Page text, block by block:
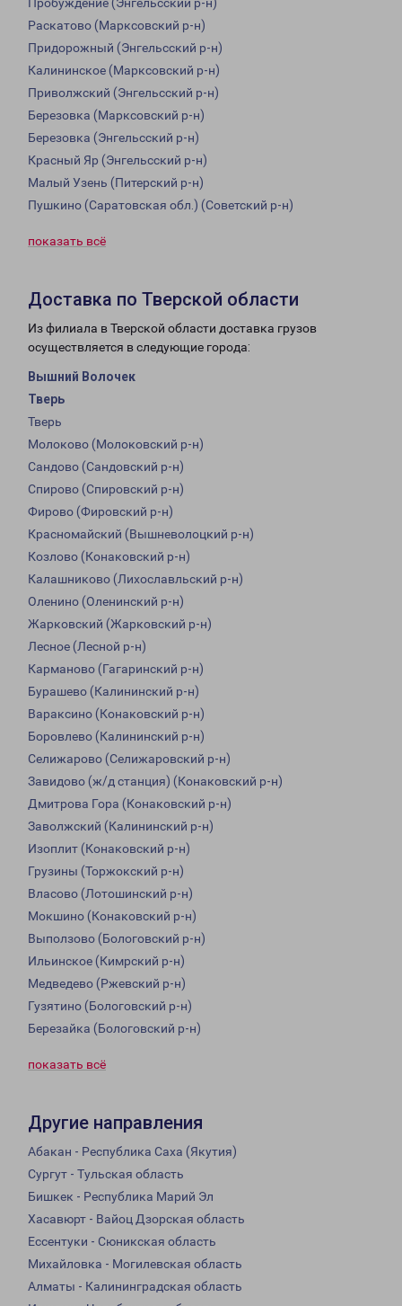
Пробуждение (Энгельсский р-н)
Раскатово (Марксовский р-н)
Придорожный (Энгельсский р-н)
Калининское (Марксовский р-н)
Приволжский (Энгельсский р-н)
Березовка (Марксовский р-н)
Березовка (Энгельсский р-н)
Красный Яр (Энгельсский р-н)
Малый Узень (Питерский р-н)
Пушкино (Саратовская обл.) (Советский р-н)
показать всё
Доставка по Тверской области
Из филиала в Тверской области доставка грузов
осуществляется в следующие города:
Вышний Волочек
Тверь
Тверь
Молоково (Молоковский р-н)
Сандово (Сандовский р-н)
Спирово (Спировский р-н)
Фирово (Фировский р-н)
Красномайский (Вышневолоцкий р-н)
Козлово (Конаковский р-н)
Калашниково (Лихославльский р-н)
Оленино (Оленинский р-н)
Жарковский (Жарковский р-н)
Лесное (Лесной р-н)
Карманово (Гагаринский р-н)
Бурашево (Калининский р-н)
Вараксино (Конаковский р-н)
Боровлево (Калининский р-н)
Селижарово (Селижаровский р-н)
Завидово (ж/д станция) (Конаковский р-н)
Дмитрова Гора (Конаковский р-н)
Заволжский (Калининский р-н)
Изоплит (Конаковский р-н)
Грузины (Торжокский р-н)
Власово (Лотошинский р-н)
Мокшино (Конаковский р-н)
Выползово (Бологовский р-н)
Ильинское (Кимрский р-н)
Медведево (Ржевский р-н)
Гузятино (Бологовский р-н)
Березайка (Бологовский р-н)
показать всё
Другие направления
Абакан - Республика Саха (Якутия)
Сургут - Тульская область
Бишкек - Республика Марий Эл
Хасавюрт - Вайоц Дзорская область
Ессентуки - Сюникская область
Михайловка - Могилевская область
Алматы - Калининградская область